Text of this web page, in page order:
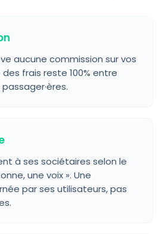
aucune commission sur vos
frais reste 100% entre
à ses sociétaires selon le
une voix ». Une
par ses utilisateurs, pas